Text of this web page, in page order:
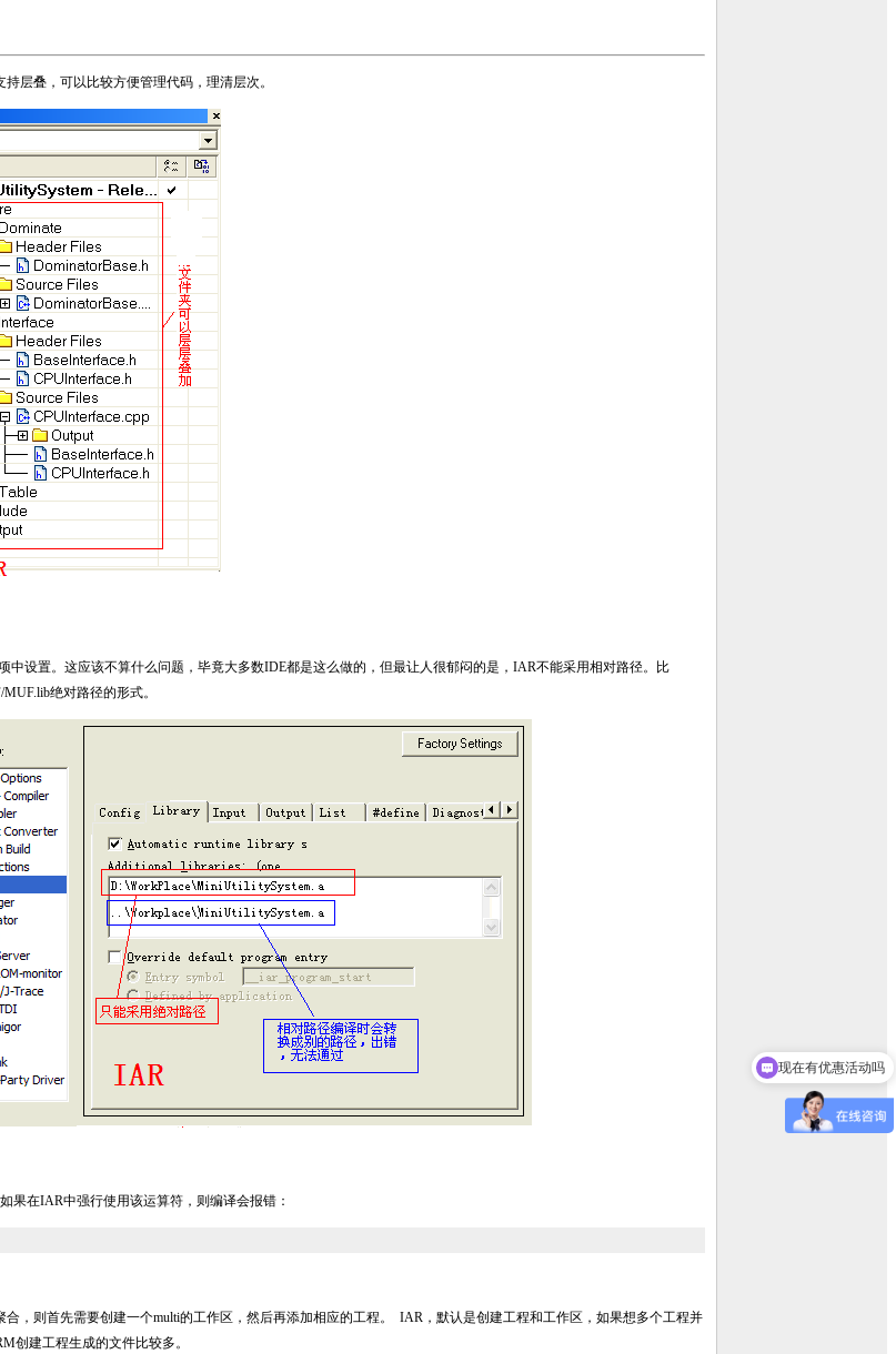
层叠，可以比较方便管理代码，理清层次。
设置。这应该不算什么问题，毕竟大多数IDE都是这么做的，但最让人很郁闷的是，IAR不能采用相对路径。比
绝对路径的形式。
果在IAR中强行使用该运算符，则编译会报错：
，则首先需要创建一个multi的工作区，然后再添加相应的工程。 IAR，默认是创建工程和工作区，如果想多个工程并
创建工程生成的文件比较多。
现在有优惠活动吗